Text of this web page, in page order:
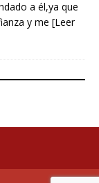
a él,ya que
y me [Leer